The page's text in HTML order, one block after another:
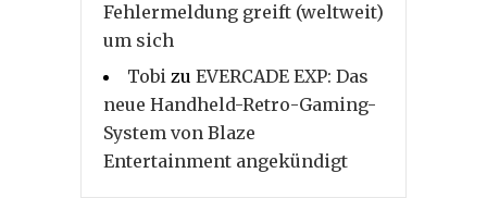
Fehlermeldung greift (weltweit)
um sich
Tobi zu EVERCADE EXP: Das
neue Handheld-Retro-Gaming-
System von Blaze
Entertainment angekündigt